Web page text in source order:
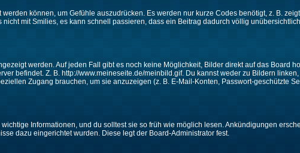
können, um Gefühle auszudrücken. Es werden nur kurze Codes benötigt, z. B.
mit Smilies, es kann schnell passieren, dass ein Beitrag dadurch völlig
werden. Auf jeden Fall gibt es noch keine Möglichkeit, Bilder direkt auf das
befindet. Z. B. http://www.meineseite.de/meinbild.gif. Du kannst weder zu Bildern
Zugang brauchen, um sie anzuzeigen (z. B. E-Mail-Konten, Passwort-geschützte
Informationen, und du solltest sie so früh wie möglich lesen. Ankündigungen
dazu eingerichtet wurden. Diese legt der Board-Administrator fest.